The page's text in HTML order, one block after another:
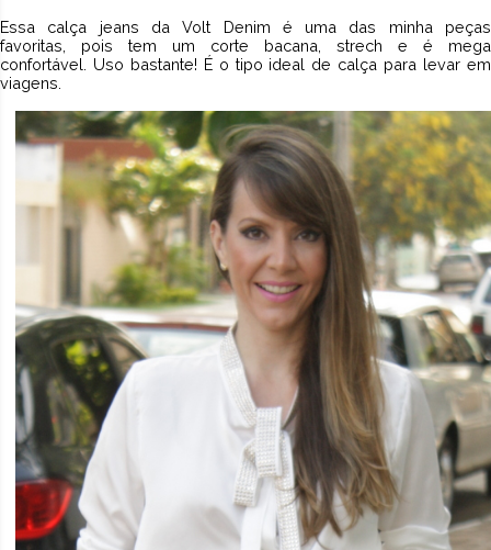
Essa calça jeans daVolt Denim é uma das minha peças
favoritas, pois tem um corte bacana, strech e é mega
confortável. Uso bastante! É o tipo ideal de calça para levar em
viagens.